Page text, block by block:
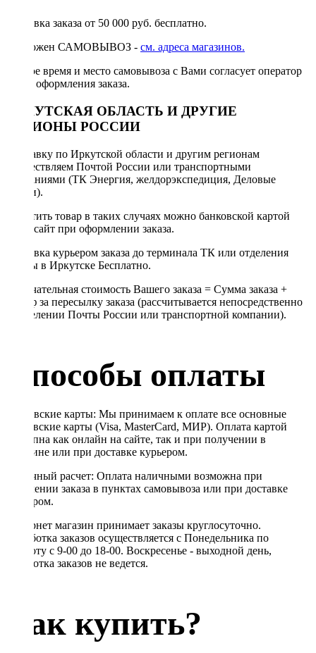
Доставка заказа от 50 000 руб. бесплатно.
Возможен САМОВЫВОЗ - см. адреса магазинов.
Точное время и место самовывоза с Вами согласует оператор
после оформления заказа.
ИРКУТСКАЯ ОБЛАСТЬ И ДРУГИЕ
РЕГИОНЫ РОССИИ
Отправку по Иркутской области и другим регионам
осуществляем Почтой России или транспортными
компаниями (ТК Энергия, желдорэкспедиция, Деловые
линии).
Оплатить товар в таких случаях можно банковской картой
через сайт при оформлении заказа.
Доставка курьером заказа до терминала ТК или отделения
Почты в Иркутске Бесплатно.
Окончательная стоимость Вашего заказа = Сумма заказа +
Тариф за пересылку заказа (рассчитывается непосредственно
в отделении Почты России или транспортной компании).
Способы оплаты
Банковские карты: Мы принимаем к оплате все основные
банковские карты (Visa, MasterCard, МИР). Оплата картой
доступна как онлайн на сайте, так и при получении в
магазине или при доставке курьером.
Наличный расчет: Оплата наличными возможна при
получении заказа в пунктах самовывоза или при доставке
курьером.
Интернет магазин принимает заказы круглосуточно.
Обработка заказов осуществляется с Понедельника по
Субботу с 9-00 до 18-00. Воскресенье - выходной день,
обработка заказов не ведется.
Как купить?